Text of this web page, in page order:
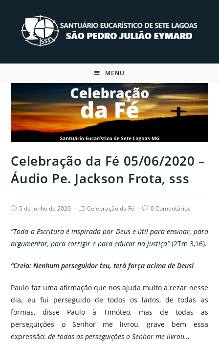
content
MENU
Celebração da Fé 05/06/2020 –
Áudio Pe. Jackson Frota, sss
Post5 de junho de 2020
PostCelebração da Fé
Post0 Comentários
“Toda a Escritura é inspirada por Deus e útil para ensinar, para
argumentar, para corrigir e para educar na justiça”(2Tm 3,16).
“Creia: Nenhum perseguidor teu, terá força acima de Deus!
Paulo faz uma afirmação que nos ajuda muito a rezar nesse
dia, eu fui perseguido de todos os lados, de todas as
formas, disse Paulo à Timóteo, mas de todas as
perseguições o Senhor me livrou, grave bem essa
expressão:de todas as perseguições o Senhor me livrou…